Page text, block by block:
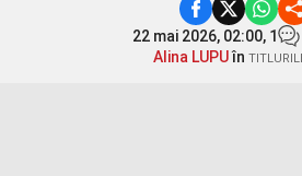
22 mai 2026, 02:00, 1
Alina LUPUîn